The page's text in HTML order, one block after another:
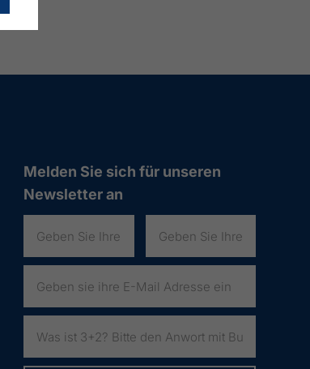
Melden Sie sich für unseren
Newsletter an